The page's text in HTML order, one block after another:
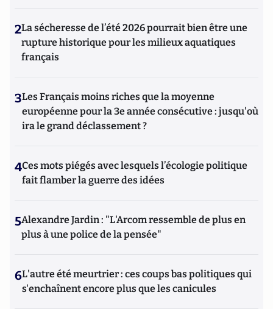
2La sécheresse de l’été 2026 pourrait bien être une
rupture historique pour les milieux aquatiques
français
3Les Français moins riches que la moyenne
européenne pour la 3e année consécutive : jusqu'où
ira le grand déclassement ?
4Ces mots piégés avec lesquels l’écologie politique
fait flamber la guerre des idées
5Alexandre Jardin : "L'Arcom ressemble de plus en
plus à une police de la pensée"
6L'autre été meurtrier : ces coups bas politiques qui
s'enchaînent encore plus que les canicules